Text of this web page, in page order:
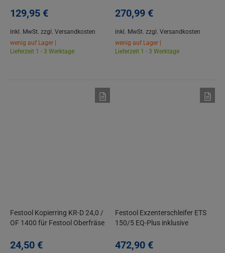
129,95 €
inkl. MwSt. zzgl. Versandkosten
wenig auf Lager |
Lieferzeit 1 - 3 Werktage
270,99 €
inkl. MwSt. zzgl. Versandkosten
wenig auf Lager |
Lieferzeit 1 - 3 Werktage
Festool Kopierring KR-D 24,0 /
OF 1400 für Festool Oberfräse
24,50 €
Festool Exzenterschleifer ETS
150/5 EQ-Plus inklusive
472,90 €